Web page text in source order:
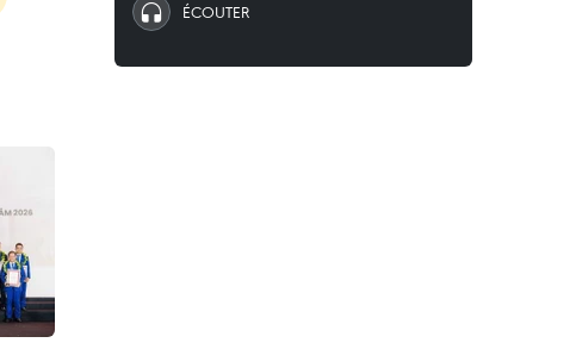
ÉCOUTER